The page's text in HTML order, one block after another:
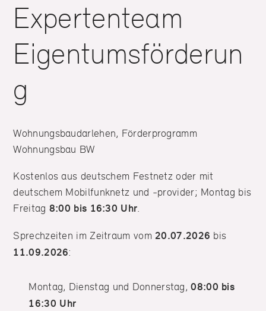
Expertenteam
Eigentumsförderun
g
Wohnungsbaudarlehen, Förderprogramm
Wohnungsbau BW
Kostenlos aus deutschem Festnetz oder mit
deutschem Mobilfunknetz und -provider; Montag bis
Freitag 8:00 bis 16:30 Uhr.
Sprechzeiten im Zeitraum vom 20.07.2026 bis
11.09.2026:
Montag, Dienstag und Donnerstag,08:00 bis
16:30 Uhr